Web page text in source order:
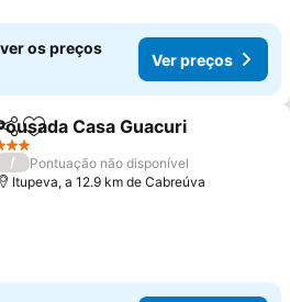
os preços
Ver preços
Adicionar aos favoritos
Casa Guacuri
Estrelas
/
Pontuação não disponível
Itupeva, a 12.9 km de Cabreúva